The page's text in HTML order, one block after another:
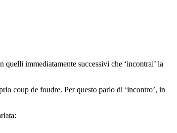
immediatamente successivi che ‘incontrai’ la
coup de foudre. Per questo parlo di ‘incontro’, in
: